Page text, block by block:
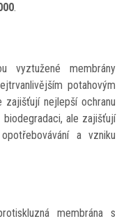
.
vyztužené membrány
potahovým
nejlepší ochranu
ale zajišťují
a vzniku
membrána s